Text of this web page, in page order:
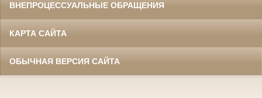
ВНЕПРОЦЕССУАЛЬНЫЕ ОБРАЩЕНИЯ
КАРТА САЙТА
ОБЫЧНАЯ ВЕРСИЯ САЙТА